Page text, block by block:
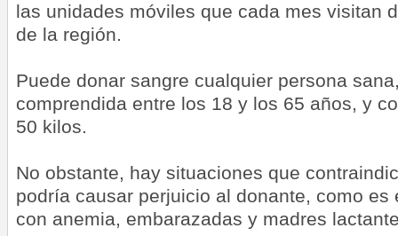
las unidades móviles que cada mes visitan
de la región.
Puede donar sangre cualquier persona
comprendida entre los 18 y los 65 años, y
50 kilos.
No obstante, hay situaciones que
podría causar perjuicio al donante, como es
con anemia, embarazadas y madres